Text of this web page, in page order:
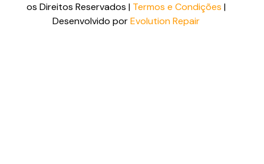
os Direitos Reservados | Termos e Condições |
Desenvolvido porEvolution Repair